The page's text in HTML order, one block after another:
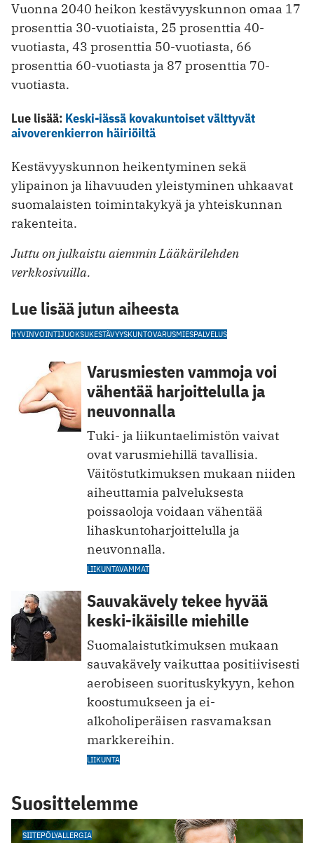
Vuonna 2040 heikon kestävyyskunnon omaa 17
prosenttia 30-vuotiaista, 25 prosenttia 40-
vuotiasta, 43 prosenttia 50-vuotiasta, 66
prosenttia 60-vuotiasta ja 87 prosenttia 70-
vuotiasta.
Lue lisää: Keski-iässä kovakuntoiset välttyvät
aivoverenkierron häiriöiltä
Kestävyyskunnon heikentyminen sekä
ylipainon ja lihavuuden yleistyminen uhkaavat
suomalaisten toimintakykyä ja yhteiskunnan
rakenteita.
Juttu on julkaistu aiemmin Lääkärilehden
verkkosivuilla.
Lue lisää jutun aiheesta
HYVINVOINTIJUOKSUKESTÄVYYSKUNTOVARUSMIESPALVELUS
Varusmiesten vammoja voi
vähentää harjoittelulla ja
neuvonnalla
Tuki- ja liikuntaelimistön vaivat
ovat varusmiehillä tavallisia.
Väitöstutkimuksen mukaan niiden
aiheuttamia palveluksesta
poissaoloja voidaan vähentää
lihaskuntoharjoittelulla ja
neuvonnalla.
LIIKUNTAVAMMAT
Sauvakävely tekee hyvää
keski-ikäisille miehille
Suomalaistutkimuksen mukaan
sauvakävely vaikuttaa positiivisesti
aerobiseen suorituskykyyn, kehon
koostumukseen ja ei-
alkoholiperäisen rasvamaksan
markkereihin.
LIIKUNTA
Suosittelemme
SIITEPÖLYALLERGIA